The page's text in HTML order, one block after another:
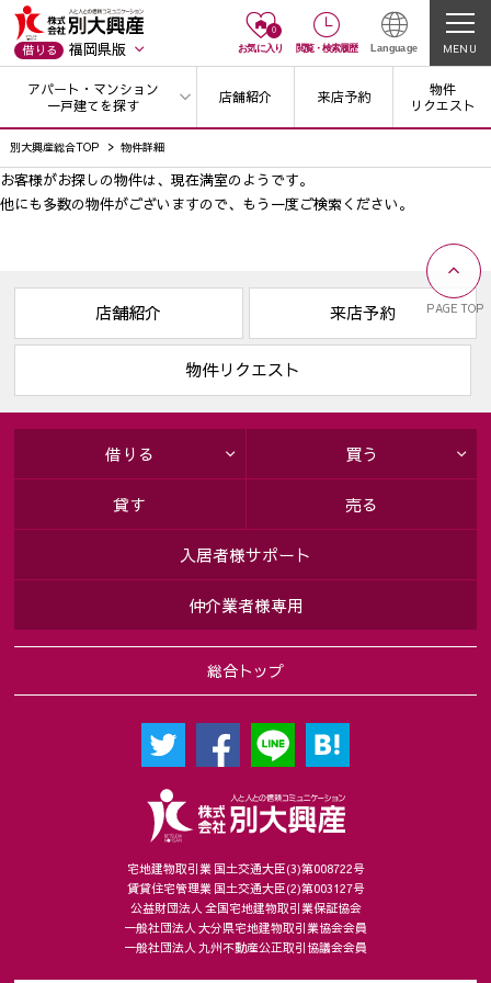
借りる 福岡県版
0
お気に入り 閲覧・ 検索履歴 Language MENU
アパート・マンション
一戸建てを探す
店舗紹介 来店予約
物件
リクエスト
別大興産総合TOP 物件詳細
お客様がお探しの物件は、現在満室のようです。
他にも多数の物件がございますので、 もう一度ご検索ください。
PAGE TOP
店舗紹介 来店予約
物件リクエスト
宅地建物取引業 国土交通大臣(3)第008722号
賃貸住宅管理業 国土交通大臣(2)第003127号
公益財団法人 全国宅地建物取引業保証協会
一般社団法人 大分県宅地建物取引業協会会員
一般社団法人 九州不動産公正取引協議会会員
総合トップ
借りる 買う
貸す 売る
入居者様サポート
仲介業者様専用